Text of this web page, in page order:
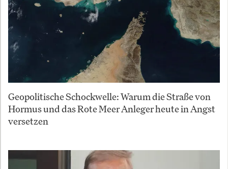
Geopolitische Schockwelle: Warum die Straße von
Hormus und das Rote Meer Anleger heute in Angst
versetzen